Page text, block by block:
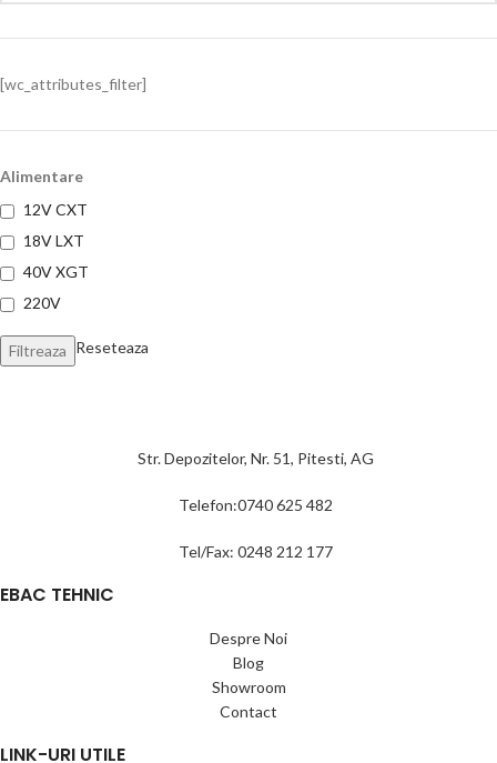
[wc_attributes_filter]
Alimentare
12V CXT
18V LXT
40V XGT
220V
Filtreaza Reseteaza
Str. Depozitelor, Nr. 51, Pitesti, AG
Telefon:0740 625 482
Tel/Fax: 0248 212 177
EBAC TEHNIC
Despre Noi
Blog
Showroom
Contact
LINK-URI UTILE